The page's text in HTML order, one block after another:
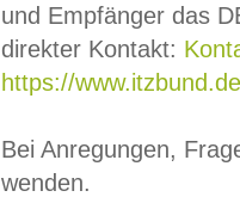
und Empfänger das
direkter Kontakt:
https://
Bei Anregungen,
wenden.